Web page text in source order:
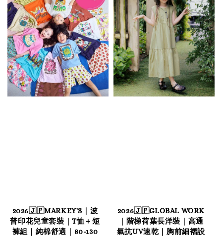
2026🇯🇵MARKEY'S｜波
普印花兒童套裝｜T恤＋短
褲組｜純棉舒適｜80-130
2026🇯🇵GLOBAL WORK
｜階梯荷葉長洋裝｜高通
氣抗UV速乾｜胸前細褶設